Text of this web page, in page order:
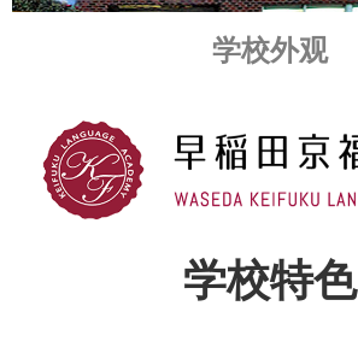
学校外观
学校特色